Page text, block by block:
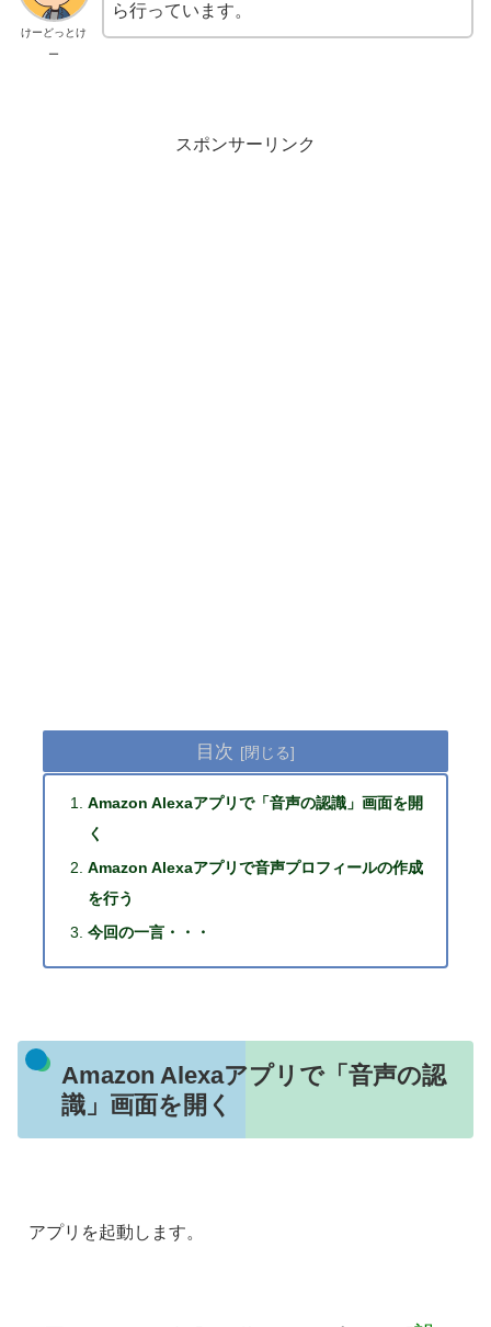
けーどっとけ
ー
ら行っています。
スポンサーリンク
目次
Amazon Alexaアプリで「音声の認識」画面を開
く
Amazon Alexaアプリで音声プロフィールの作成
を行う
今回の一言・・・
Amazon Alexaアプリで「音声の認
識」画面を開く
アプリを起動します。